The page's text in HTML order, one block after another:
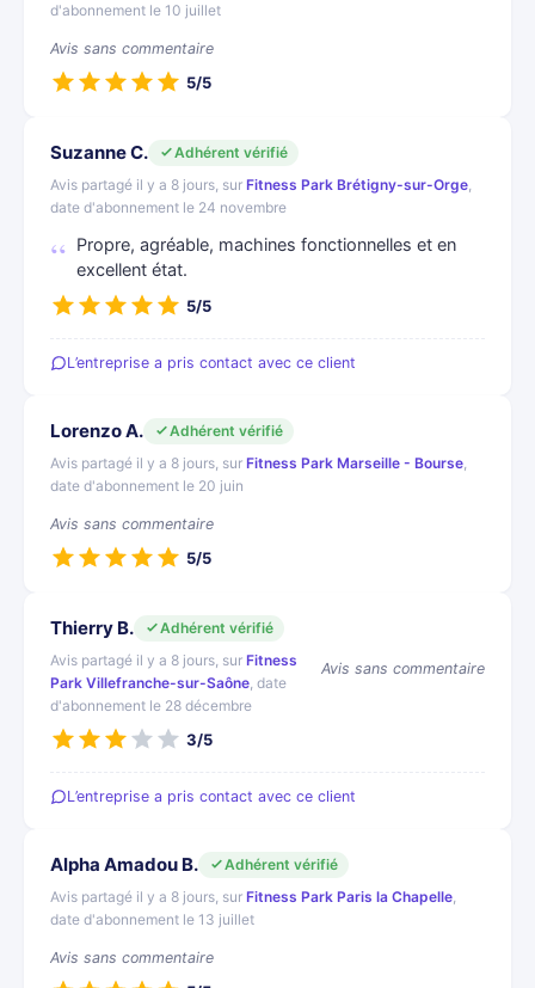
d'abonnement le 10 juillet
Avis sans commentaire
5/5
Suzanne C.
Adhérent vérifié
Avis partagé il y a 8 jours, sur Fitness Park Brétigny-sur-Orge,
date d'abonnement le 24 novembre
Propre, agréable, machines fonctionnelles et en
excellent état.
5/5
L’entreprise a pris contact avec ce client
Lorenzo A.
Adhérent vérifié
Avis partagé il y a 8 jours, sur Fitness Park Marseille - Bourse,
date d'abonnement le 20 juin
Avis sans commentaire
5/5
Thierry B.
Adhérent vérifié
Avis partagé il y a 8 jours, sur Fitness
Park Villefranche-sur-Saône, date
d'abonnement le 28 décembre
Avis sans commentaire
3/5
L’entreprise a pris contact avec ce client
Alpha Amadou B.
Adhérent vérifié
Avis partagé il y a 8 jours, sur Fitness Park Paris la Chapelle,
date d'abonnement le 13 juillet
Avis sans commentaire